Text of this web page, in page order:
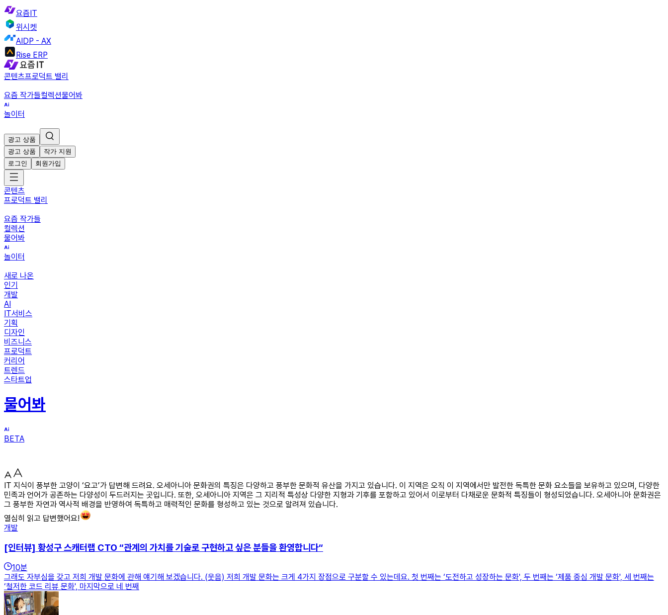
요즘IT
위시켓
AIDP - AX
Rise ERP
콘텐츠프로덕트 밸리
요즘 작가들컬렉션물어봐
놀이터
광고 상품
광고 상품
작가 지원
로그인
회원가입
콘텐츠
프로덕트 밸리
요즘 작가들
컬렉션
물어봐
놀이터
새로 나온
인기
개발
AI
IT서비스
기획
디자인
비즈니스
프로덕트
커리어
트렌드
스타트업
물어봐
BETA
IT 지식이 풍부한 고양이 ‘요고’가 답변해 드려요. 오세아니아 문화권의 특징은 다양하고 풍부한 문화적 유산을 가지고 있습니다. 이 지역은 오직 이 지역에서만 발전한 독특한 문화 요소들을 보유하고 있으며, 다양한
민족과 언어가 공존하는 다양성이 두드러지는 곳입니다. 또한, 오세아니아 지역은 그 지리적 특성상 다양한 지형과 기후를 포함하고 있어서 이로부터 다채로운 문화적 특징들이 형성되었습니다. 오세아니아 문화권은
그 풍부한 자연과 역사적 배경을 반영하여 독특하고 매력적인 문화를 형성하고 있는 것으로 알려져 있습니다.
열심히 읽고 답변했어요!
개발
[인터뷰] 황성구 스캐터랩 CTO “관계의 가치를 기술로 구현하고 싶은 분들을 환영합니다“
10분
그래도 자부심을 갖고 저희 개발 문화에 관해 얘기해 보겠습니다. (웃음) 저희 개발 문화는 크게 4가지 장점으로 구분할 수 있는데요. 첫 번째는 ‘도전하고 성장하는 문화', 두 번째는 ‘제품 중심 개발 문화', 세 번째는
‘철저한 코드 리뷰 문화', 마지막으로 네 번째